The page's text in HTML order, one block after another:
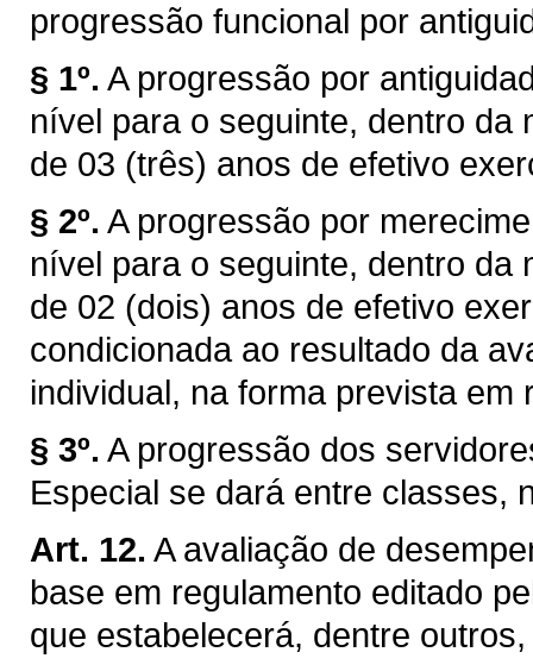
progressão funcional por
§ 1º. A progressão por
nível para o seguinte, dentro
de 03 (três) anos de efetivo
§ 2º. A progressão por
nível para o seguinte, dentro
de 02 (dois) anos de efetivo
condicionada ao resultado da
individual, na forma prevista em
§ 3º. A progressão dos
Especial se dará entre classes,
Art. 12. A avaliação de
base em regulamento editado
que estabelecerá, dentre